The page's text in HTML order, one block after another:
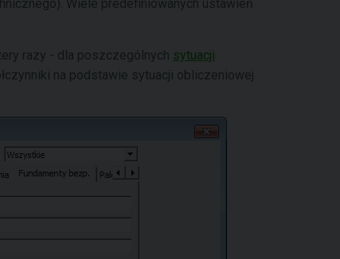
Wiele predefiniowanych ustawień
razy - dla poszczególnych sytuacji
na podstawie sytuacji obliczeniowej